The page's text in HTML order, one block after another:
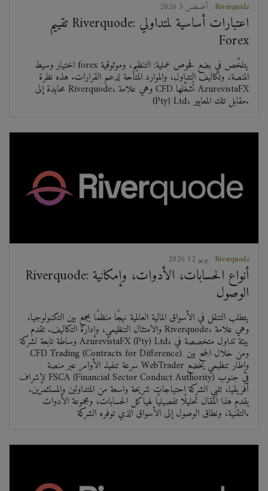
Riverquode
تقييم Riverquode: اعتبارات أساسية لمتداولي
Forex
اختيار وسيط forex يتلخّص في بضع فحوص عملية: التنظيم، وموثوقية
المنصة، وتكاليف التداول، والموارد المتاحة لدعم القرارات. هذه نظرة
محايدة إلى Riverquode، وهي علامة CFD تُشغّلها AzurevistaFX
(Pty) Ltd، مقابل تلك المعايير.
2026 يونيو 12 Riverquode
Riverquode: أنواع الحسابات، الأدوات، وإمكانية
الوصول
يتطلب التنقل في الأسواق المالية العالمية نهجًا منظمًا يجمع بين التكنولوجيا،
والامتثال التنظيمي، وإدارة التكاليف. تقدم Riverquode، وهي علامة
وساطة تابعة لشركة AzurevistaFX (Pty) Ltd، بيئة تداول متخصصة في
CFD Trading (Contracts for Difference). ومن خلال الجمع بين
سرعة تنفيذ الأوامر عبر منصة WebTrader وإطار تنظيمي يخضع
لإشراف FSCA (Financial Sector Conduct Authority) في جنوب
أفريقيا، تلبي الشركة احتياجات شريحة واسعة من المتداولين والمستثمرين.
يقدم هذا المقال تحليلًا تفصيليًا لهياكل الحسابات، ومجموعة الأدوات
التقنية، ونطاق الوصول إلى الأسواق الذي توفره الشركة.